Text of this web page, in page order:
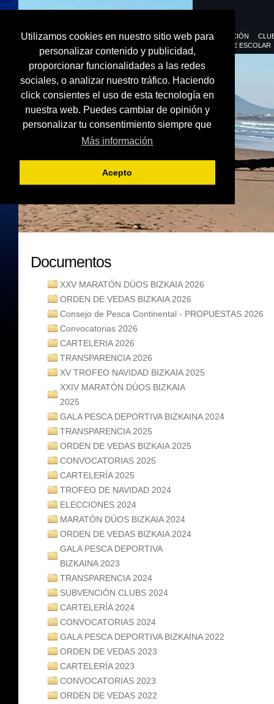
Utilizamos cookies en nuestro sitio web para
personalizar contenido y publicidad,
proporcionar funcionalidades a las redes
sociales, o analizar nuestro tráfico. Haciendo
click consientes el uso de esta tecnología en
nuestra web. Puedes cambiar de opinión y
personalizar tu consentimiento siempre que
Más información
Acepto
FEDERACIÓN
DEPORTE ESCOLAR
Documentos
XXV MARATÓN DÚOS BIZKAIA 2026
ORDEN DE VEDAS BIZKAIA 2026
Consejo de Pesca Continental - PROPUESTAS 2026
Convocatorias 2026
CARTELERIA 2026
TRANSPARENCIA 2026
XV TROFEO NAVIDAD BIZKAIA 2025
XXIV MARATÓN DÚOS BIZKAIA
2025
GALA PESCA DEPORTIVA BIZKAINA 2024
TRANSPARENCIA 2025
ORDEN DE VEDAS BIZKAIA 2025
CONVOCATORIAS 2025
CARTELERÍA 2025
TROFEO DE NAVIDAD 2024
ELECCIONES 2024
MARATÓN DÚOS BIZKAIA 2024
ORDEN DE VEDAS BIZKAIA 2024
GALA PESCA DEPORTIVA
BIZKAINA 2023
TRANSPARENCIA 2024
SUBVENCIÓN CLUBS 2024
CARTELERÍA 2024
CONVOCATORIAS 2024
GALA PESCA DEPORTIVA BIZKAINA 2022
ORDEN DE VEDAS 2023
CARTELERÍA 2023
CONVOCATORIAS 2023
ORDEN DE VEDAS 2022